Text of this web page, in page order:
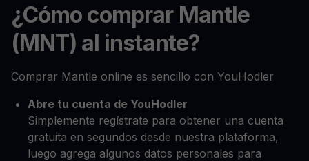
¿Cómo comprar Mantle
(MNT) al instante?
Comprar Mantle online es sencillo con YouHodler
Abre tu cuenta de YouHodler
Simplemente regístrate para obtener una cuenta
gratuita en segundos desde nuestra plataforma,
luego agrega algunos datos personales para